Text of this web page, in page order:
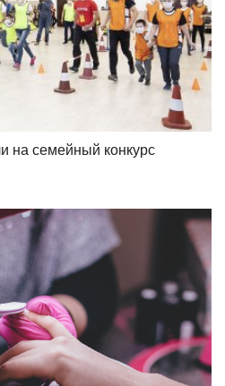
на семейный конкурс